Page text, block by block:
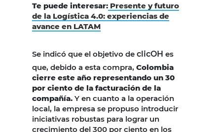
Te puede interesar: Presente y futuro
de la Logística 4.0: experiencias de
avance en LATAM
Se indicó que el objetivo de clicOH es
que, debido a esta compra, Colombia
cierre este año representando un 30
por ciento de la facturación de la
compañía. Y en cuanto a la operación
local, la empresa se propuso introducir
iniciativas robustas para lograr un
crecimiento del 300 por ciento en los